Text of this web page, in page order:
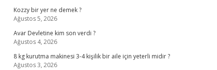
Kozzy bir yer ne demek ?
Ağustos 5, 2026
Avar Devletine kim son verdi ?
Ağustos 4, 2026
8 kg kurutma makinesi 3-4 kişilik bir aile için yeterli midir ?
Ağustos 3, 2026